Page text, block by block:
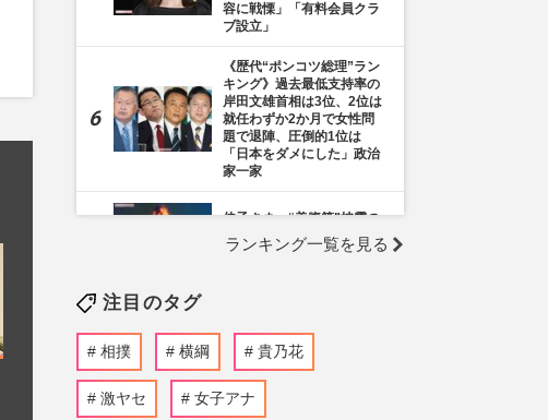
容に戦慄」「有料会員クラ
ブ設立」
《歴代“ポンコツ総理”ラン
キング》過去最低支持率の
岸田文雄首相は3位、2位は
就任わずか2か月で女性問
題で退陣、圧倒的1位は
「日本をダメにした」政治
家一家
佳子さま、“美腹筋”披露の
ダンス公演を完全詳報！未
公開ショットも
の設置は「0」、分煙対策
の行方を自治体に直撃
元横綱・貴乃花光司の初恋
相手との再婚で見せた“幸せ
ランキング一覧を見る
注目のタグ
相撲 横綱 貴乃花
激ヤセ 女子アナ